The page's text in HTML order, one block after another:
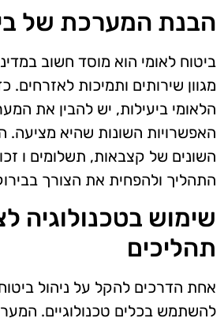
הבנת המערכת של
ביטוח לאומי הוא מוסד חשוב
מגוון שירותים ותמיכות לאזרחים.
הלאומי ביעילות, יש להבין את
האפשרויות השונות שהיא מציעה.
השונים של קצבאות, תשלומים ו
התהליך ולהפחית את הצורך
שימוש בטכנולוגיה
תהליכים
אחת הדרכים להקל על ניהול
להשתמש בכלים טכנולוגיים.